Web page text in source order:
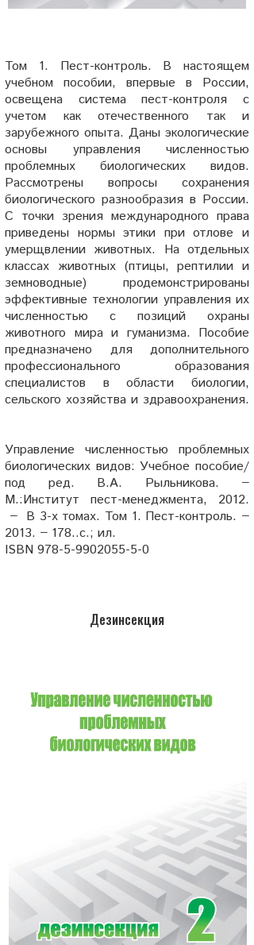
Том 1. Пест-контроль. В настоящем
учебном пособии, впервые в России,
освещена система пест-контроля с
учетом как отечественного так и
зарубежного опыта. Даны экологические
основы управления численностью
проблемных биологических видов.
Рассмотрены вопросы сохранения
биологического разнообразия в России.
С точки зрения международного права
приведены нормы этики при отлове и
умерщвлении животных. На отдельных
классах животных (птицы, рептилии и
земноводные) продемонстрированы
эффективные технологии управления их
численностью с позиций охраны
животного мира и гуманизма. Пособие
предназначено для дополнительного
профессионального образования
специалистов в области биологии,
сельского хозяйства и здравоохранения.
Управление численностью проблемных
биологических видов: Учебное пособие/
под ред. В.А. Рыльникова. −
М.:Институт пест-менеджмента, 2012.
− В 3-х томах. Том 1. Пест-контроль. −
2013. − 178..с.; ил.
ISBN 978-5-9902055-5-0
Дезинсекция